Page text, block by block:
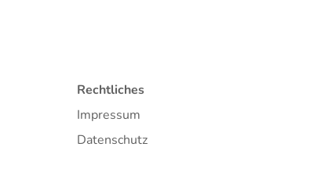
Rechtliches
Impressum
Datenschutz